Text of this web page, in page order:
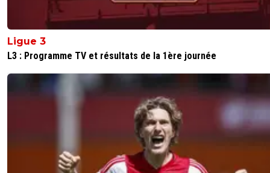
Ligue 3
L3 : Programme TV et résultats de la 1ère journée